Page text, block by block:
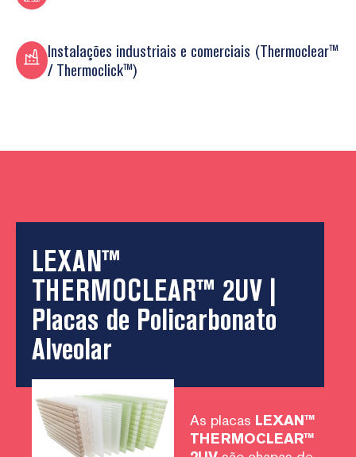
Instalações industriais e comerciais (Thermoclear™
/ Thermoclick™)
LEXAN™
THERMOCLEAR™ 2UV |
Placas de Policarbonato
Alveolar
As placas LEXAN™
THERMOCLEAR™